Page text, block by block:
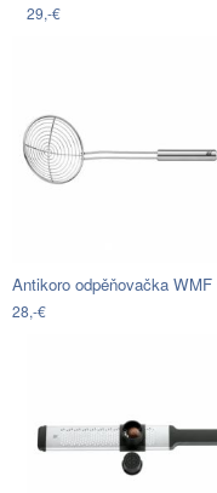
29,-€
28,-€